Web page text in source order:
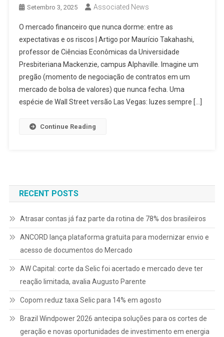
Setembro 3, 2025 Associated News
O mercado financeiro que nunca dorme: entre as
expectativas e os riscos | Artigo por Maurício Takahashi,
professor de Ciências Econômicas da Universidade
Presbiteriana Mackenzie, campus Alphaville. Imagine um
pregão (momento de negociação de contratos em um
mercado de bolsa de valores) que nunca fecha. Uma
espécie de Wall Street versão Las Vegas: luzes sempre […]
Continue Reading
RECENT POSTS
Atrasar contas já faz parte da rotina de 78% dos brasileiros
ANCORD lança plataforma gratuita para modernizar envio e
acesso de documentos do Mercado
AW Capital: corte da Selic foi acertado e mercado deve ter
reação limitada, avalia Augusto Parente
Copom reduz taxa Selic para 14% em agosto
Brazil Windpower 2026 antecipa soluções para os cortes de
geração e novas oportunidades de investimento em energia